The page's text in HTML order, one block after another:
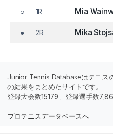
○ 1R Mia
● 2R Mika
Junior Tennis Databaseはテニス
の結果をまとめたサイトです。
登録大会数15179、登録選手数
プロテニスデータベースへ